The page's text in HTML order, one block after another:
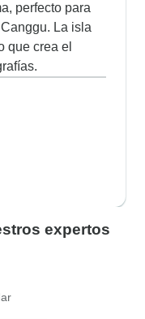
perfecto para
La isla
que crea el
expertos